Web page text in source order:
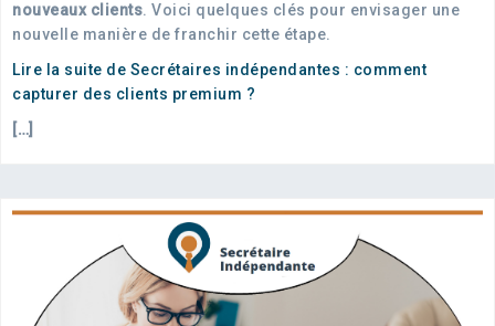
nouveaux clients. Voici quelques clés pour envisager une
nouvelle manière de franchir cette étape.
Lire la suite de Secrétaires indépendantes : comment
capturer des clients premium ?
[…]